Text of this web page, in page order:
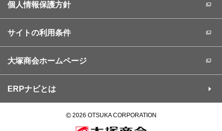
個人情報保護方針
サイトの利用条件
大塚商会ホームページ
ERPナビとは
©2026 OTSUKA CORPORATION